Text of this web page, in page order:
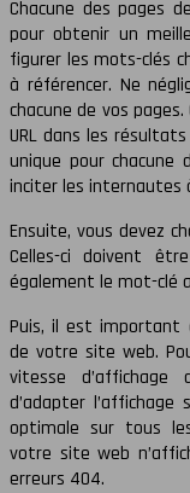
Chacune des pages
pour obtenir un
figurer les mots-clés
à référencer. Ne
chacune de vos
URL dans les
unique pour chacune
inciter les internautes
Ensuite, vous devez
Celles-ci doivent
également le mot-clé
Puis, il est important
de votre site web.
vitesse
d’adapter
optimale sur tous
votre site web
erreurs 404.